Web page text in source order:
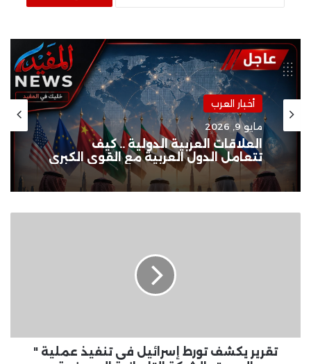
أخبار العرب
مايو 9, 2026
العلاقات العربية الدولية .. كيف
تتعامل الدول العربية مع القوى الكبرى
البيجر"
والشركةتقرير يكشف تورط إسرائيل فى تنفيذ عملية "